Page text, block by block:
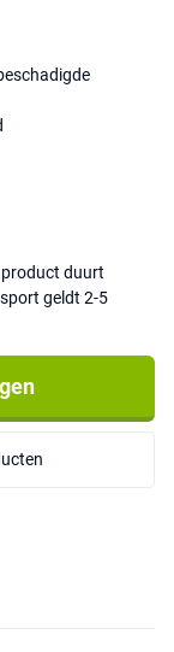
product duurt
geldt 2-5